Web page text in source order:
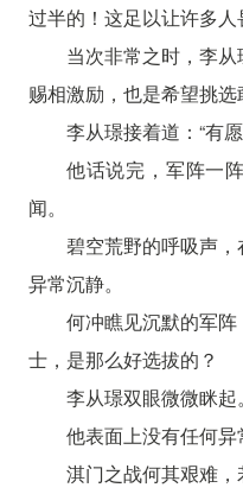
过半的！这足以让许多人
当次非常之时，李
赐相激励，也是希望挑选
李从璟接着道：“有
他话说完，军阵一
闻。
碧空荒野的呼吸声
异常沉静。
何冲瞧见沉默的军
士，是那么好选拔的？
李从璟双眼微微眯起。
他表面上没有任何异
淇门之战何其艰难